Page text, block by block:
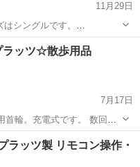
11月29日
シングルです。
d.pdf こ...
ラッツ☆散歩用品
7月17日
輪。充電式です。 数回使
です。動作確認済み。 詳細
をご覧下さい。 な
首輪
ラッツ製 リモコン操作・